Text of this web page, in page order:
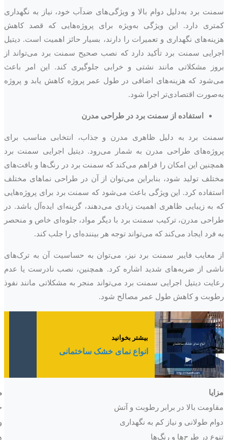
سمنت برد به‌دلیل دوام بالا و ویژگی‌های ضدآب خود، نیاز به نگهداری
کمتری دارد. این ویژگی به‌ویژه برای پروژه‌هایی که قصد کاهش
هزینه‌های نگهداری و تعمیرات را دارند، بسیار حائز اهمیت است. دیتیل
اجرایی سمنت برد تأکید دارد که نصب صحیح سمنت برد می‌تواند از
بروز مشکلاتی مانند نشتی و خرابی جلوگیری کند. این امر باعث
می‌شود که هزینه‌های اضافی در طول عمر پروژه کاهش یابد و پروژه
به‌صورت اقتصادی‌تر اجرا شود.
استفاده از سمنت برد در طراحی مدرن
سمنت برد به دلیل ظاهری مدرن و جذاب، انتخابی مناسب برای
پروژه‌های طراحی مدرن به شمار می‌رود. دیتیل اجرایی سمنت برد
همچنین این امکان را فراهم می‌کند که سمنت برد در رنگ‌ها و بافت‌های
مختلف تولید شود، بنابراین می‌توان از آن در طراحی نماهای مختلف
استفاده کرد. این ویژگی باعث می‌شود که سمنت برد برای پروژه‌هایی
که به زیبایی ظاهری اهمیت زیادی می‌دهند، گزینه‌ای ایده‌آل باشد. در
طراحی مدرن، ترکیب سمنت برد با دیگر مواد، جلوه‌ای خاص و منحصر
به فرد ایجاد می‌کند که می‌تواند توجه هر بیننده‌ای را جلب کند.
از معایب فایبر سمنت برد نیز، می‌توان به حساسیت آن به ترک‌های
ناشی از ضربه‌های شدید اشاره کرد. همچنین، نصب نادرست یا عدم
رعایت دیتیل اجرایی سمنت برد می‌تواند منجر به مشکلاتی مانند نفوذ
رطوبت و کاهش طول عمر مصالح شود.
بیشتر بخوانید
انواع نمای خشک ساختمانی
مزایا
مقاومت بالا در برابر رطوبت و آتش
دوام طولانی و نیاز کم به نگهداری
تنوع در طرح‌ها و رنگ‌ها